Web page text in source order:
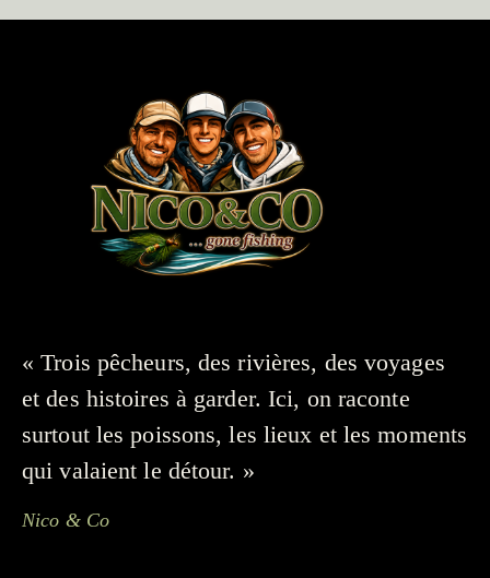
« Trois pêcheurs, des rivières, des voyages
et des histoires à garder. Ici, on raconte
surtout les poissons, les lieux et les moments
qui valaient le détour. »
Nico & Co